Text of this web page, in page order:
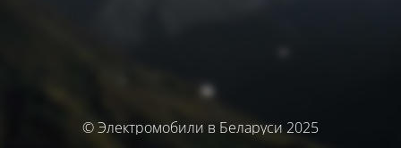
© Электромобили в Беларуси 2025